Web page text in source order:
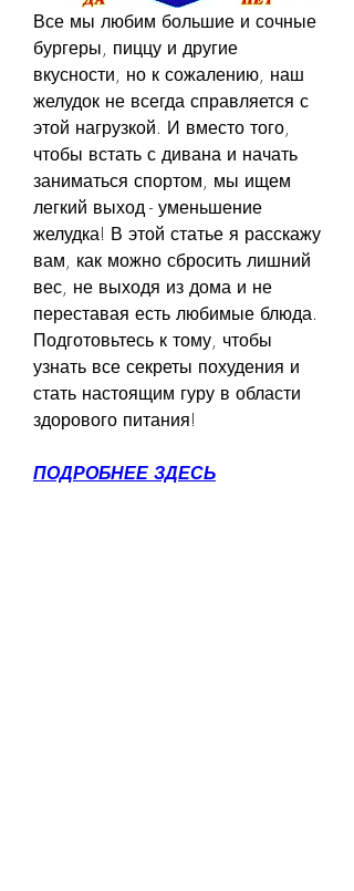
Все мы любим большие и сочные
бургеры, пиццу и другие
вкусности, но к сожалению, наш
желудок не всегда справляется с
этой нагрузкой. И вместо того,
чтобы встать с дивана и начать
заниматься спортом, мы ищем
легкий выход - уменьшение
желудка! В этой статье я расскажу
вам, как можно сбросить лишний
вес, не выходя из дома и не
переставая есть любимые блюда.
Подготовьтесь к тому, чтобы
узнать все секреты похудения и
стать настоящим гуру в области
здорового питания!
ПОДРОБНЕЕ ЗДЕСЬ